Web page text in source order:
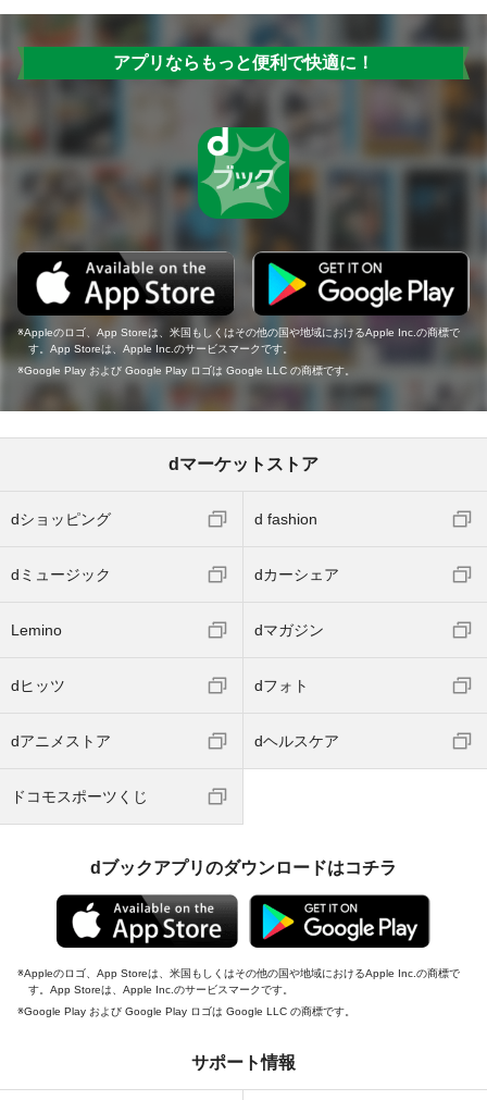
アプリならもっと便利で快適に！
Appleのロゴ、App Storeは、米国もしくはその他の国や地域におけるApple Inc.の商標で
す。App Storeは、Apple Inc.のサービスマークです。
Google Play および Google Play ロゴは Google LLC の商標です。
dマーケットストア
dショッピング d fashion
dミュージック dカーシェア
Lemino dマガジン
dヒッツ dフォト
dアニメストア dヘルスケア
ドコモスポーツくじ
dブックアプリのダウンロードはコチラ
Appleのロゴ、App Storeは、米国もしくはその他の国や地域におけるApple Inc.の商標で
す。App Storeは、Apple Inc.のサービスマークです。
Google Play および Google Play ロゴは Google LLC の商標です。
サポート情報